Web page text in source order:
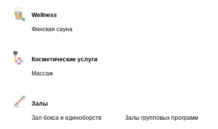
Wellness
Финская сауна
Косметические услуги
Массаж
Залы
Зал бокса и единоборств Залы групповых программ